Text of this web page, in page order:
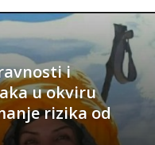
i
u okviru
rizika od